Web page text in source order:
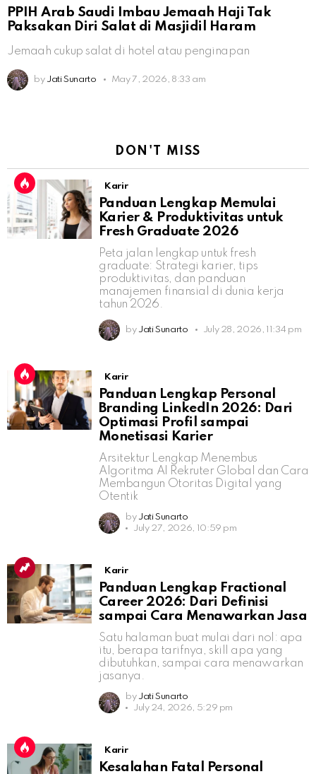
PPIH Arab Saudi Imbau Jemaah Haji Tak
Paksakan Diri Salat di Masjidil Haram
Jemaah cukup salat di hotel atau penginapan
by Jati Sunarto May 7, 2026, 8:33 am
DON'T MISS
Karir
Panduan Lengkap Memulai
Karier & Produktivitas untuk
Fresh Graduate 2026
Peta jalan lengkap untuk fresh
graduate: Strategi karier, tips
produktivitas, dan panduan
manajemen finansial di dunia kerja
tahun 2026.
by Jati Sunarto July 28, 2026, 11:34 pm
Karir
Panduan Lengkap Personal
Branding LinkedIn 2026: Dari
Optimasi Profil sampai
Monetisasi Karier
Arsitektur Lengkap Menembus
Algoritma AI Rekruter Global dan Cara
Membangun Otoritas Digital yang
Otentik
by Jati Sunarto
July 27, 2026, 10:59 pm
Karir
Panduan Lengkap Fractional
Career 2026: Dari Definisi
sampai Cara Menawarkan Jasa
Satu halaman buat mulai dari nol: apa
itu, berapa tarifnya, skill apa yang
dibutuhkan, sampai cara menawarkan
jasanya.
by Jati Sunarto
July 24, 2026, 5:29 pm
Karir
Kesalahan Fatal Personal